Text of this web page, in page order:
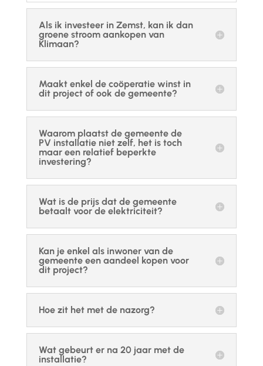
Als ik investeer in Zemst, kan ik dan
groene stroom aankopen van
Klimaan?
Maakt enkel de coöperatie winst in
dit project of ook de gemeente?
Waarom plaatst de gemeente de
PV installatie niet zelf, het is toch
maar een relatief beperkte
investering?
Wat is de prijs dat de gemeente
betaalt voor de elektriciteit?
Kan je enkel als inwoner van de
gemeente een aandeel kopen voor
dit project?
Hoe zit het met de nazorg?
Wat gebeurt er na 20 jaar met de
installatie?